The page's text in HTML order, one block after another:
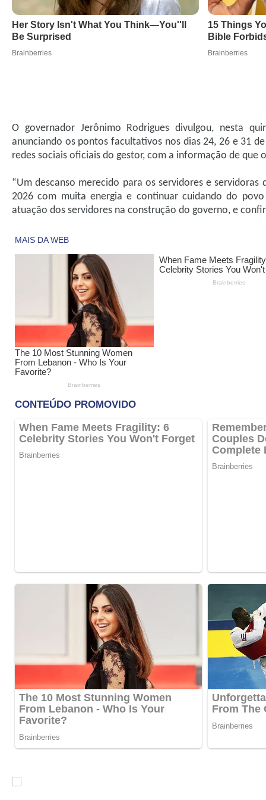
O governador Jerônimo Rodrigues divulgou, nesta
anunciando os pontos facultativos nos dias 24, 26 e 31
redes sociais oficiais do gestor, com a informação de
“Um descanso merecido para os servidores e
2026 com muita energia e continuar cuidando do
atuação dos servidores na construção do governo, e